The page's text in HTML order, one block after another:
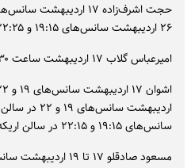
۲۶ اردیبهشت سانس‌های ۱۹:۱۵ و ۲۲:۲۵ در سالن دنیای آرزو ساری
امیرعباس گلاب ۱۷ اردیبهشت ساعت ۲۱:۳۰ در تالار پتروشیمی تبریز
سانس‌های ۱۹:۱۵ و ۲۲:۱۵ در سالن اریکه آریایی آمل